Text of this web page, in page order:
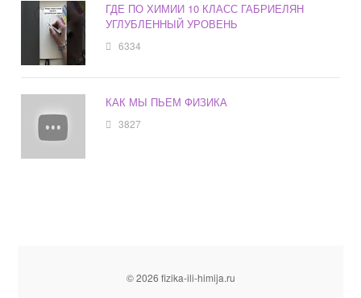
ГДЕ ПО ХИМИИ 10 КЛАСС ГАБРИЕЛЯН
УГЛУБЛЕННЫЙ УРОВЕНЬ
6334
КАК МЫ ПЬЕМ ФИЗИКА
3827
© 2026 fizika-ili-himija.ru